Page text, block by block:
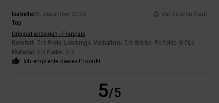
Isabelle25. Dezember 2025
Verifizierter Kauf
Top
Original anzeigen - Français
Komfort: 5/5 Preis-Leistungs-Verhältnis: 5/5 Größe: Perfekte Größe
Material : 5 /5 Farbe: 5/5
Ich empfehle dieses Produkt
5/5